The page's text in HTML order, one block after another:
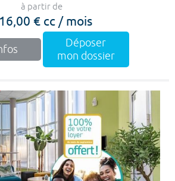
à partir de
€ cc / mois
Déposer
mon dossier